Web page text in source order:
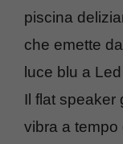
piscina
che emette
luce blu a
Il flat speaker
vibra a tempo